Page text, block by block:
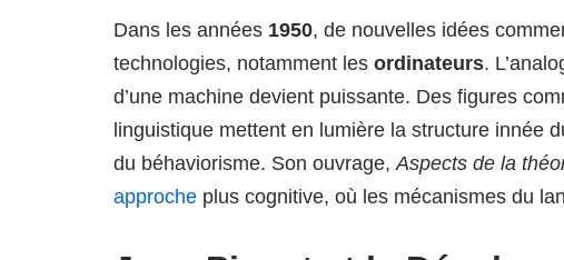
Dans les années 1950, de nouvelles idées
technologies, notamment les ordinateurs.
d’une machine devient puissante. Des figures
linguistique mettent en lumière la structure innée
du béhaviorisme. Son ouvrage,Aspects de la
approche plus cognitive, où les mécanismes du